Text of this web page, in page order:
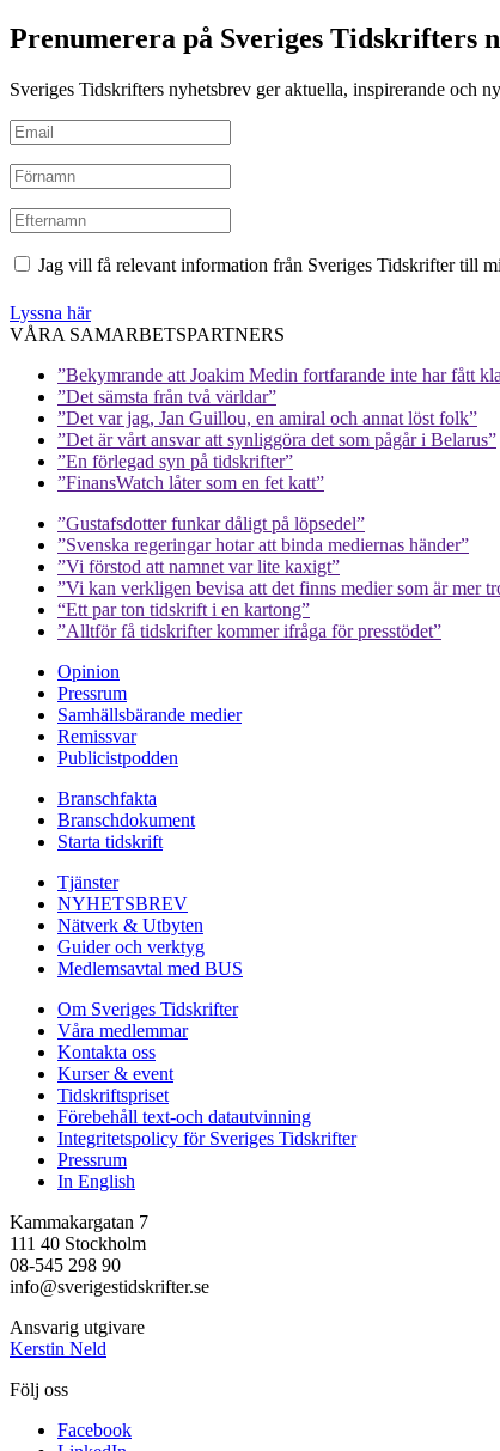
Prenumerera på Sveriges Tidskrifters
Sveriges Tidskrifters nyhetsbrev ger aktuella, inspirerande och
Jag vill få relevant information från Sveriges Tidskrifter till
Lyssna här
VÅRA SAMARBETSPARTNERS
”Bekymrande att Joakim Medin fortfarande inte har fått
”Det sämsta från två världar”
”Det var jag, Jan Guillou, en amiral och annat löst folk”
”Det är vårt ansvar att synliggöra det som pågår i Belarus”
”En förlegad syn på tidskrifter”
”FinansWatch låter som en fet katt”
”Gustafsdotter funkar dåligt på löpsedel”
”Svenska regeringar hotar att binda mediernas händer”
”Vi förstod att namnet var lite kaxigt”
”Vi kan verkligen bevisa att det finns medier som är mer
“Ett par ton tidskrift i en kartong”
”Alltför få tidskrifter kommer ifråga för presstödet”
Opinion
Pressrum
Samhällsbärande medier
Remissvar
Publicistpodden
Branschfakta
Branschdokument
Starta tidskrift
Tjänster
NYHETSBREV
Nätverk & Utbyten
Guider och verktyg
Medlemsavtal med BUS
Om Sveriges Tidskrifter
Våra medlemmar
Kontakta oss
Kurser & event
Tidskriftspriset
Förebehåll text-och datautvinning
Integritetspolicy för Sveriges Tidskrifter
Pressrum
In English
Kammakargatan 7
111 40 Stockholm
08-545 298 90
info@sverigestidskrifter.se
Ansvarig utgivare
Kerstin Neld
Följ oss
Facebook